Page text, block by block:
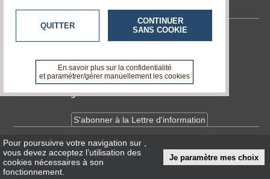
Inscription
tvlocale.fr
Contactez-nous
A propos de tvlocale.fr
Devenir délégué
S'abonner à la Lettre d'information
InfosCNIL/RGPD
Conditions Générales d'Utilisation
Pour poursuivre votre navigation sur
vous devez acceptez l’utilisation des
cookies nécessaires à son
fonctionnement.
Je paramètre mes choix
QUITTER
CONTINUER
SANS COOKIE
En savoir plus sur la confidentialité
et paramétrer/gérer manuellement les cookies